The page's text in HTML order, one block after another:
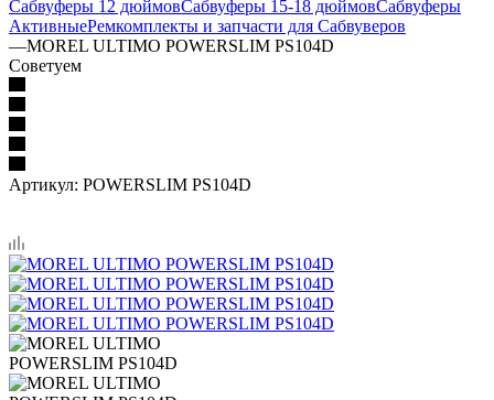
Сабвуферы 12 дюймовСабвуферы 15-18 дюймовСабвуферы
АктивныеРемкомплекты и запчасти для Сабвуверов
—MOREL ULTIMO POWERSLIM PS104D
Советуем
Артикул: POWERSLIM PS104D